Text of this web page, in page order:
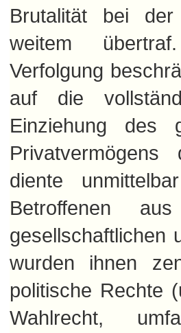
Brutalität bei
weitem
Verfolgung
auf die
Einziehung des
diente
Betroffenen
gesellschaftlichen
wurden ihnen
politische Rechte
Wahlrecht,